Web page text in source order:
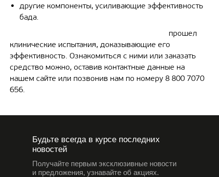
другие компоненты, усиливающие эффективность
бада.
прошел
клинические испытания, доказывающие его
эффективность. Ознакомиться с ними или заказать
средство можно, оставив контактные данные на
нашем сайте или позвонив нам по номеру 8 800 7070
656.
Будьте всегда в курсе последних
новостей
Получайте первым эксклюзивные новости
и предложения, узнавайте об акциях.